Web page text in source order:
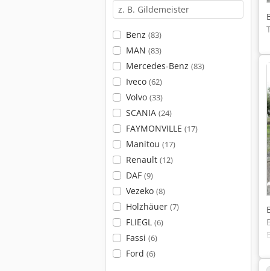
Benz (83)
MAN (83)
Mercedes-Benz (83)
Iveco (62)
Volvo (33)
SCANIA (24)
FAYMONVILLE (17)
Manitou (17)
Renault (12)
DAF (9)
Vezeko (8)
Holzhäuer (7)
FLIEGL (6)
Fassi (6)
Ford (6)